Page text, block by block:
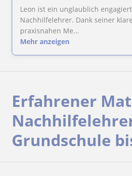
Leon ist ein unglaublich
Nachhilfelehrer. Dank seiner
praxisnahen Me...
Mehr anzeigen
Erfahrener
Grundschule